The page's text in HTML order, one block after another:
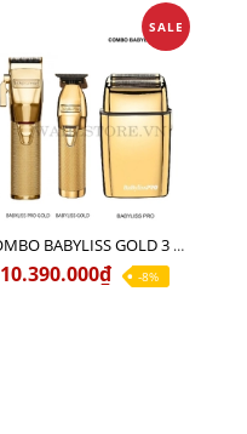
SALE
COMBO BABYLISS GOLD 3 cao cấp chính hãng
10.390.000₫ -8%